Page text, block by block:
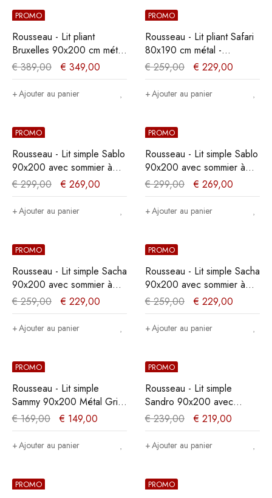
PROMO
Rousseau - Lit pliant
Bruxelles 90x200 cm métal
- 27x90x200 cm
€389,00 € 349,00
Ajouter au panier
PROMO
Rousseau - Lit pliant Safari
80x190 cm métal -
33x84x194 cm
€259,00 € 229,00
Ajouter au panier
PROMO
Rousseau - Lit simple Sablo
90x200 avec sommier à
lattes Blanc - 92x95x208
cm
€299,00 € 269,00
Ajouter au panier
PROMO
Rousseau - Lit simple Sablo
90x200 avec sommier à
lattes Noir - 92x95x208 cm
€299,00 € 269,00
Ajouter au panier
PROMO
Rousseau - Lit simple Sacha
90x200 avec sommier à
lattes Blanc - 86x92x208
cm
€259,00 € 229,00
Ajouter au panier
PROMO
Rousseau - Lit simple Sacha
90x200 avec sommier à
lattes Noir - 86x92x208 cm
€259,00 € 229,00
Ajouter au panier
PROMO
Rousseau - Lit simple
Sammy 90x200 Métal Gris
foncé - 80x97,5x211 cm
€169,00 € 149,00
Ajouter au panier
PROMO
Rousseau - Lit simple
Sandro 90x200 avec
sommier à lattes Gris -
60x92x212 cm
€239,00 € 219,00
Ajouter au panier
PROMO PROMO